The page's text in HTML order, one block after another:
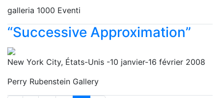
galleria 1000 Eventi
“Successive Approximation”
New York City, États-Unis -10 janvier-16 février 2008
Perry Rubenstein Gallery